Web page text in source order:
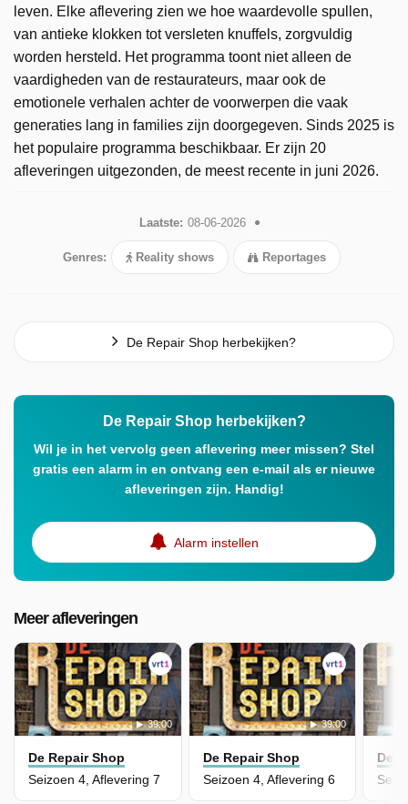
leven. Elke aflevering zien we hoe waardevolle spullen,
van antieke klokken tot versleten knuffels, zorgvuldig
worden hersteld. Het programma toont niet alleen de
vaardigheden van de restaurateurs, maar ook de
emotionele verhalen achter de voorwerpen die vaak
generaties lang in families zijn doorgegeven. Sinds 2025 is
het populaire programma beschikbaar. Er zijn 20
afleveringen uitgezonden, de meest recente in juni 2026.
Laatste: 08-06-2026
Genres: Reality shows Reportages
De Repair Shop herbekijken?
De Repair Shop herbekijken?
Wil je in het vervolg geen aflevering meer missen? Stel
gratis een alarm in en ontvang een e-mail als er nieuwe
afleveringen zijn. Handig!
Alarm instellen
Meer afleveringen
39:00
De Repair Shop
Seizoen 4, Aflevering 7
39:00
De Repair Shop
Seizoen 4, Aflevering 6
De